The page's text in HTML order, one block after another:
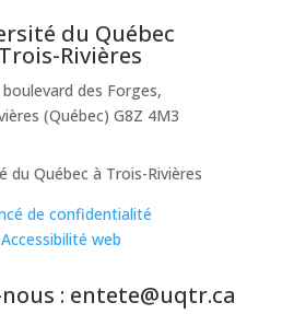
du Québec
Rivières
des Forges,
(Québec) G8Z 4M3
du Québec à Trois-Rivières
de confidentialité
Accessibilité web
: entete@uqtr.ca